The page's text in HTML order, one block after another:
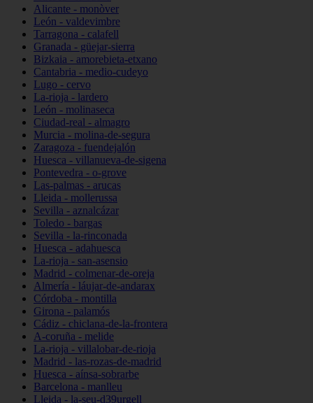
Alicante - monòver
León - valdevimbre
Tarragona - calafell
Granada - güejar-sierra
Bizkaia - amorebieta-etxano
Cantabria - medio-cudeyo
Lugo - cervo
La-rioja - lardero
León - molinaseca
Ciudad-real - almagro
Murcia - molina-de-segura
Zaragoza - fuendejalón
Huesca - villanueva-de-sigena
Pontevedra - o-grove
Las-palmas - arucas
Lleida - mollerussa
Sevilla - aznalcázar
Toledo - bargas
Sevilla - la-rinconada
Huesca - adahuesca
La-rioja - san-asensio
Madrid - colmenar-de-oreja
Almería - láujar-de-andarax
Córdoba - montilla
Girona - palamós
Cádiz - chiclana-de-la-frontera
A-coruña - melide
La-rioja - villalobar-de-rioja
Madrid - las-rozas-de-madrid
Huesca - aínsa-sobrarbe
Barcelona - manlleu
Lleida - la-seu-d39urgell